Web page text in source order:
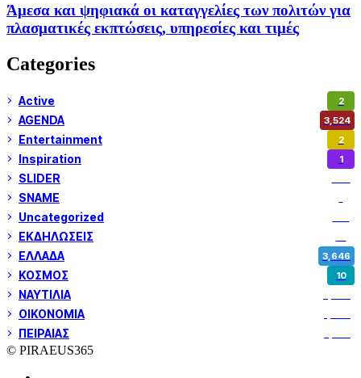
Άμεσα και ψηφιακά οι καταγγελίες των πολιτών για
πλασματικές εκπτώσεις, υπηρεσίες και τιμές
Categories
Active 2
AGENDA 3,524
Entertainment 2
Inspiration 1
SLIDER
SNAME
Uncategorized
ΕΚΔΗΛΩΣΕΙΣ
ΕΛΛΑΔΑ 3,646
ΚΟΣΜΟΣ 10
ΝΑΥΤΙΛΙΑ
ΟΙΚΟΝΟΜΙΑ
ΠΕΙΡΑΙΑΣ
© PIRAEUS365